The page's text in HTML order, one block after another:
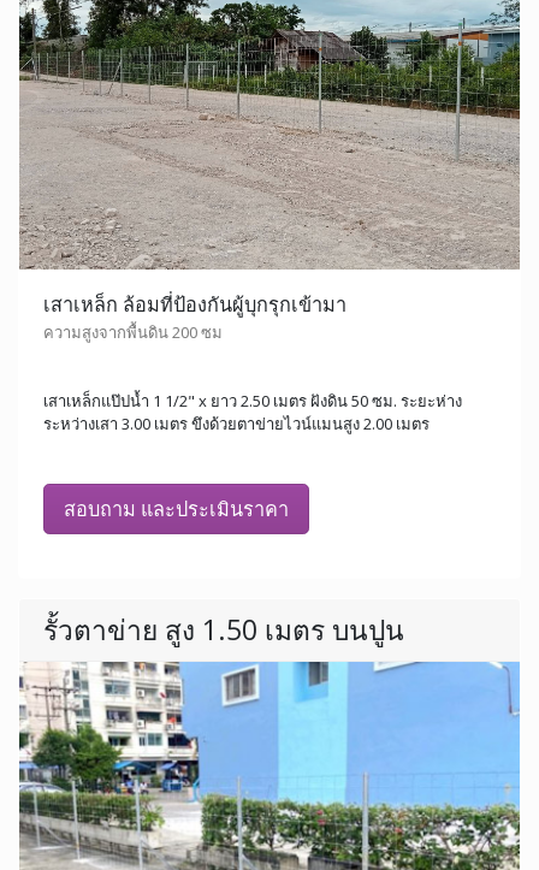
เสาเหล็ก ล้อมที่ป้องกันผู้บุกรุกเข้ามา
ความสูงจากพื้นดิน 200 ซม
เสาเหล็กแป๊ปน้ำ 1 1/2" x ยาว 2.50 เมตร ฝังดิน 50 ซม. ระยะห่าง
ระหว่างเสา 3.00 เมตร ขึงด้วยตาข่ายไวน์แมนสูง 2.00 เมตร
สอบถาม และประเมินราคา
รั้วตาข่าย สูง 1.50 เมตร บนปูน